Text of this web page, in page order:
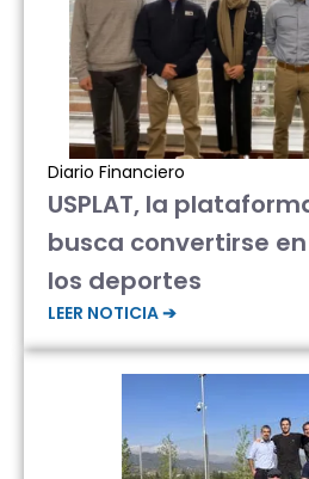
Diario Financiero
USPLAT, la
busca convertirse
los deportes
LEER NOTICIA ➔